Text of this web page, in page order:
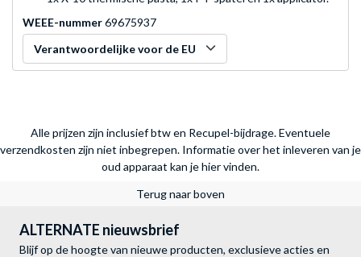
WEEE-nummer69675937
Verantwoordelijke voor de EU
Alle prijzen zijn inclusief btw en Recupel-bijdrage. Eventuele
verzendkosten zijn niet inbegrepen. Informatie over het inleveren van je
oud apparaat kan je hier vinden.
Terug naar boven
ALTERNATE nieuwsbrief
Blijf op de hoogte van nieuwe producten, exclusieve acties en